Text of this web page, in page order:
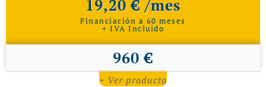
19,20 € /mes
Financiación a 60 meses
+ IVA Incluido
960 €
+ Ver producto